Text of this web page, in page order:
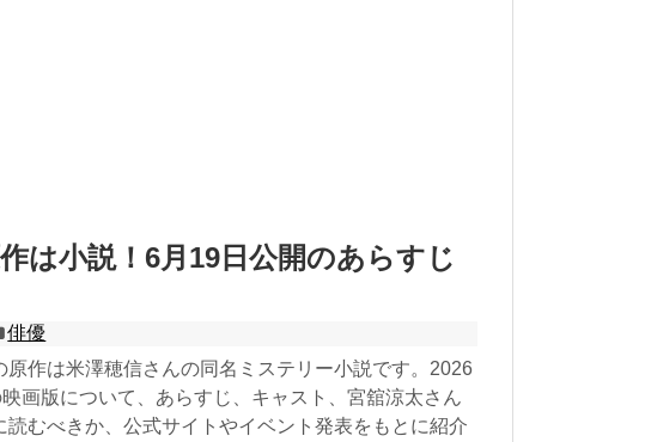
は小説！6月19日公開のあらすじ
俳優
原作は米澤穂信さんの同名ミステリー小説です。2026
画版について、あらすじ、キャスト、宮舘涼太さん
読むべきか、公式サイトやイベント発表をもとに紹介